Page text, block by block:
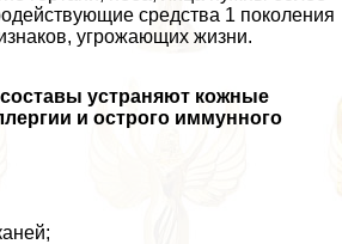
средства 1 поколения
угрожающих жизни.
устраняют кожные
и острого иммунного